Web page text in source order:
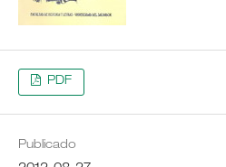
PDF
Publicado